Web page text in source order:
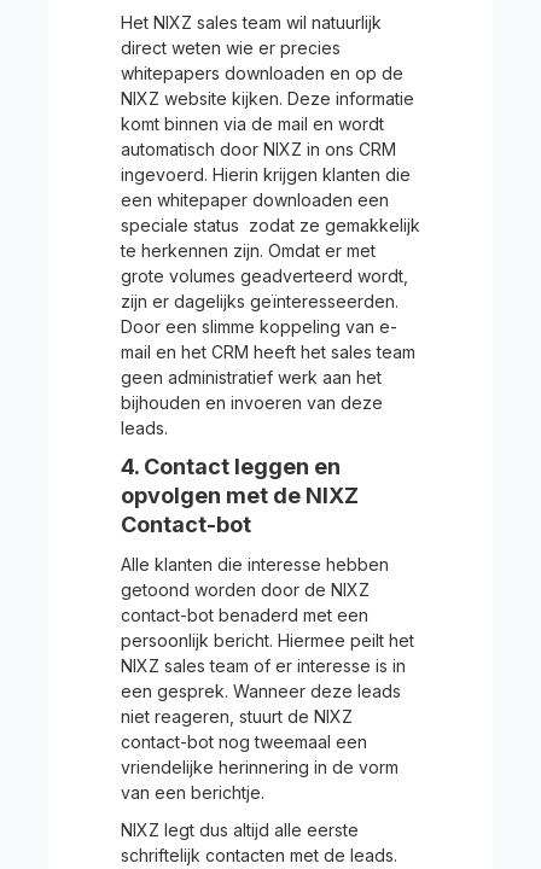
Het NIXZ sales team wil natuurlijk
direct weten wie er precies
whitepapers downloaden en op de
NIXZ website kijken. Deze informatie
komt binnen via de mail en wordt
automatisch door NIXZ in ons CRM
ingevoerd. Hierin krijgen klanten die
een whitepaper downloaden een
speciale status zodat ze gemakkelijk
te herkennen zijn. Omdat er met
grote volumes geadverteerd wordt,
zijn er dagelijks geïnteresseerden.
Door een slimme koppeling van e-
mail en het CRM heeft het sales team
geen administratief werk aan het
bijhouden en invoeren van deze
leads.
4. Contact leggen en
opvolgen met de NIXZ
Contact-bot
Alle klanten die interesse hebben
getoond worden door de NIXZ
contact-bot benaderd met een
persoonlijk bericht. Hiermee peilt het
NIXZ sales team of er interesse is in
een gesprek. Wanneer deze leads
niet reageren, stuurt de NIXZ
contact-bot nog tweemaal een
vriendelijke herinnering in de vorm
van een berichtje.
NIXZ legt dus altijd alle eerste
schriftelijk contacten met de leads.